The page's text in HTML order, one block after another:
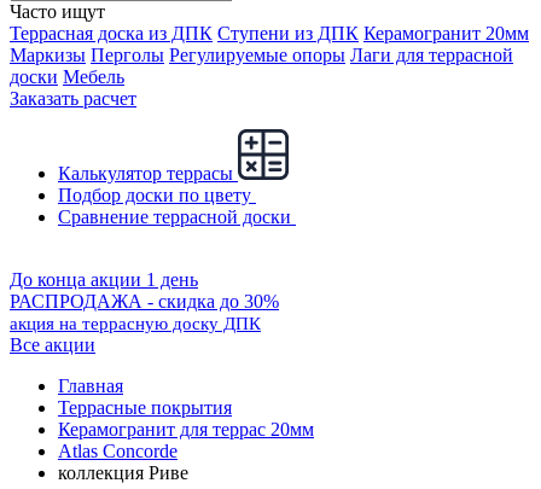
Часто ищут
Террасная доска из ДПК Ступени из ДПК Керамогранит 20мм
Маркизы Перголы Регулируемые опоры Лаги для террасной
доски Мебель
Заказать расчет
Калькулятор террасы
Подбор доски по цвету
Сравнение террасной доски
До конца акции 1 день
РАСПРОДАЖА - скидка до 30%
акция на террасную доску ДПК
Все акции
Главная
Террасные покрытия
Керамогранит для террас 20мм
Atlas Concorde
коллекция Риве